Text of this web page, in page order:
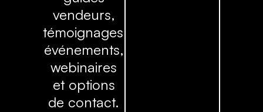
vendeurs,
témoignages,
événements,
webinaires
et options
de contact.